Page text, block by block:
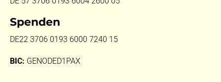
Spenden
DE22 3706 0193 6000 7240 15
BIC: GENODED1PAX